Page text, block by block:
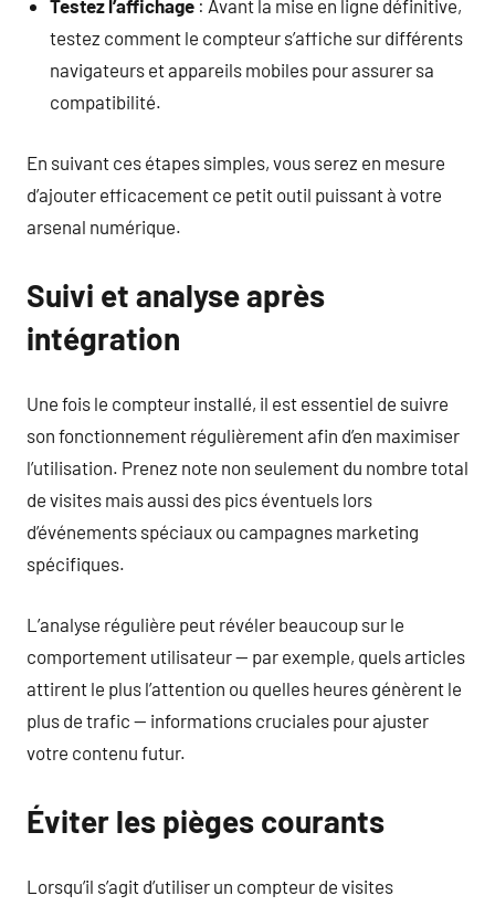
Testez l’affichage : Avant la mise en ligne définitive,
testez comment le compteur s’affiche sur différents
navigateurs et appareils mobiles pour assurer sa
compatibilité.
En suivant ces étapes simples, vous serez en mesure
d’ajouter efficacement ce petit outil puissant à votre
arsenal numérique.
Suivi et analyse après
intégration
Une fois le compteur installé, il est essentiel de suivre
son fonctionnement régulièrement afin d’en maximiser
l’utilisation. Prenez note non seulement du nombre total
de visites mais aussi des pics éventuels lors
d’événements spéciaux ou campagnes marketing
spécifiques.
L’analyse régulière peut révéler beaucoup sur le
comportement utilisateur — par exemple, quels articles
attirent le plus l’attention ou quelles heures génèrent le
plus de trafic — informations cruciales pour ajuster
votre contenu futur.
Éviter les pièges courants
Lorsqu’il s’agit d’utiliser un compteur de visites